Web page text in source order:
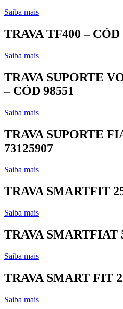
Saiba mais
TRAVA TF400 – CÓD
Saiba mais
TRAVA SUPORTE
– CÓD 98551
Saiba mais
TRAVA SUPORTE
73125907
Saiba mais
TRAVA SMARTFIT
Saiba mais
TRAVA SMARTFIAT
Saiba mais
TRAVA SMART FIT
Saiba mais